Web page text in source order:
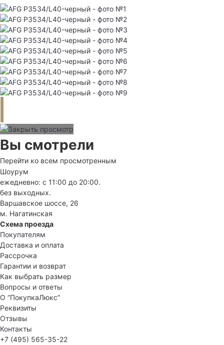
Вы смотрели
Перейти ко всем просмотренным
Шоурум
ежедневно: с 11:00 до 20:00.
без выходных.
Варшавское шоссе, 26
м. Нагатинская
Схема проезда
Покупателям
Доставка и оплата
Рассрочка
Гарантии и возврат
Как выбрать размер
Вопросы и ответы
О “ПокупкаЛюкс”
Реквизиты
Отзывы
Контакты
+7 (495) 565-35-22